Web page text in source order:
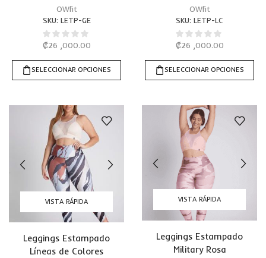
OWfit
SKU: LETP-GE
₡26 ,000.00
SELECCIONAR OPCIONES
OWfit
SKU: LETP-LC
₡26 ,000.00
SELECCIONAR OPCIONES
VISTA RÁPIDA
Leggings Estampado
Líneas de Colores
VISTA RÁPIDA
Leggings Estampado
Military Rosa